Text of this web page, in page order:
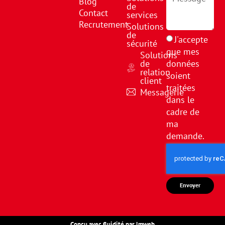
Contact
Recrutement
de
services
Solutions
de
sécurité
Solutions
de
relation
client
Messagerie
J'accepte
que mes
données
soient
traitées
dans le
cadre de
ma
demande.
Envoyer